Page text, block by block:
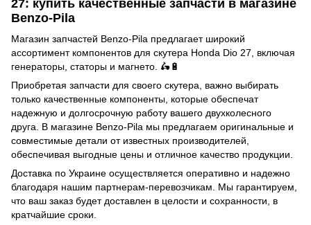
27: купить качественные запчасти в магазине
Benzo-Pila
Магазин запчастей Benzo-Pila предлагает широкий
ассортимент компонентов для скутера Honda Dio 27, включая
генераторы, статоры и магнето. 🛵🔋
Приобретая запчасти для своего скутера, важно выбирать
только качественные компоненты, которые обеспечат
надежную и долгосрочную работу вашего двухколесного
друга. В магазине Benzo-Pila мы предлагаем оригинальные и
совместимые детали от известных производителей,
обеспечивая выгодные цены и отличное качество продукции.
Доставка по Украине осуществляется оперативно и надежно
благодаря нашим партнерам-перевозчикам. Мы гарантируем,
что ваш заказ будет доставлен в целости и сохранности, в
кратчайшие сроки.